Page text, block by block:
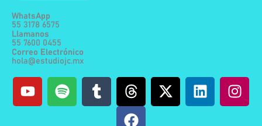
WhatsApp
55 3178 6575
Llamanos
55 7600 0455
Correo Electrónico
hola@estudiojc.mx
Y
o
S
p
T
u
T
h
r
X
-
L
i
I
n
F
a
c